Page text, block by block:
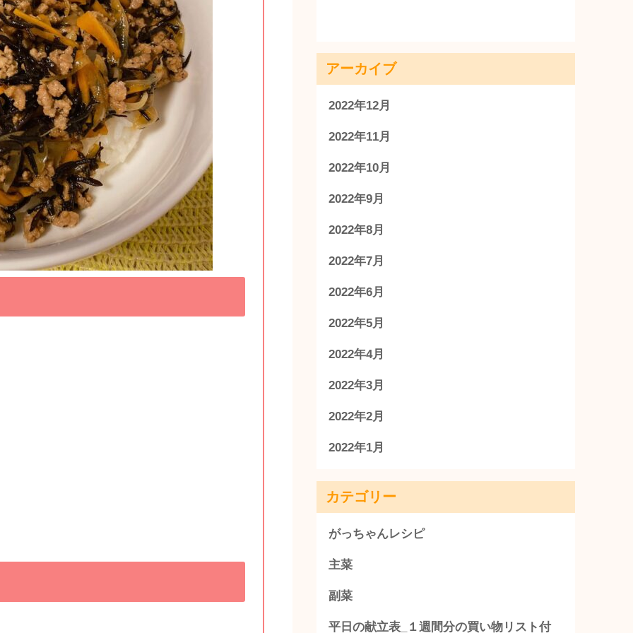
アーカイブ
2022年12月
2022年11月
2022年10月
2022年9月
2022年8月
2022年7月
2022年6月
2022年5月
2022年4月
2022年3月
2022年2月
2022年1月
カテゴリー
がっちゃんレシピ
主菜
副菜
平日の献立表_１週間分の買い物リスト付